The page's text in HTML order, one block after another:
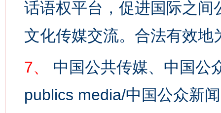
话语权平台，促进国际之
文化传媒交流。合法有效地
7、
中国公共传媒、中国公
publics media/中国公众新